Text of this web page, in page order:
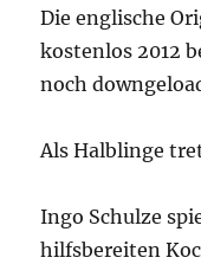
Die englische
kostenlos 2012
noch
Als Halblinge
Ingo Schulze
hilfsbereiten